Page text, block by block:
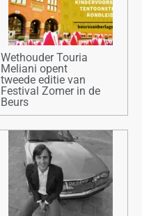
Wethouder Touria
Meliani opent
tweede editie van
Festival Zomer in de
Beurs